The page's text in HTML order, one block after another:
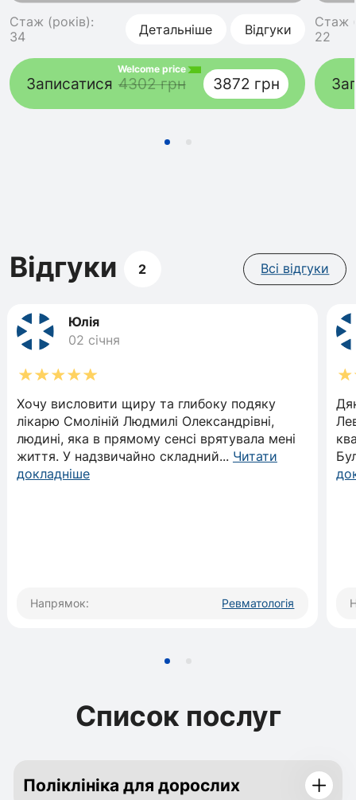
Стаж (років):
34
Детальніше Відгуки
Записатися
Welcome price
4302 грн 3872 грн
Стаж
22
Відгуки 2 Всі відгуки
Юлія
02 січня
Хочу висловити щиру та глибоку подяку
лікарю Смоліній Людмилі Олександрівні,
людині, яка в прямому сенсі врятувала мені
життя. У надзвичайно складний... Читати
докладніше
Напрямок: Ревматологія
Список послуг
Поліклініка для дорослих